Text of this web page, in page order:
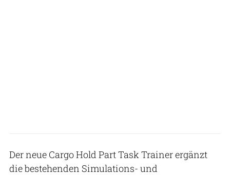
Der neue Cargo Hold Part Task Trainer ergänzt
die bestehenden Simulations- und